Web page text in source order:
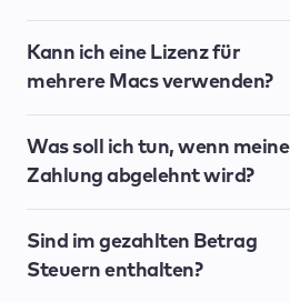
Kann ich eine Lizenz für
mehrere Macs verwenden?
Was soll ich tun, wenn meine
Zahlung abgelehnt wird?
Sind im gezahlten Betrag
Steuern enthalten?